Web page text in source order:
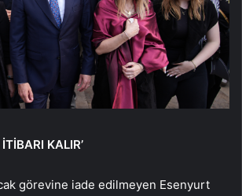
KALIR’
görevine iade edilmeyen Esenyurt